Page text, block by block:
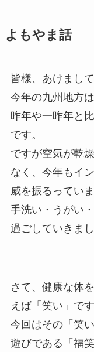
よもやま話
皆様、あけまし
今年の九州地方
昨年や一昨年と
です。
ですが空気が乾
なく、今年もイ
威を振るっていま
手洗い・うがい
過ごしていきまし
さて、健康な体
えば「笑い」です
今回はその「笑
遊びである「福